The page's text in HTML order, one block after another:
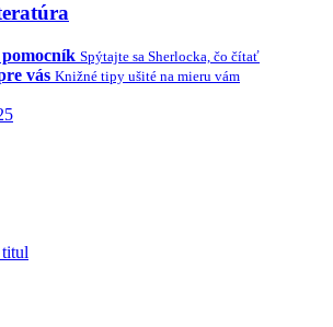
Spýtajte sa Sherlocka, čo čítať
vás Knižné tipy ušité na mieru vám